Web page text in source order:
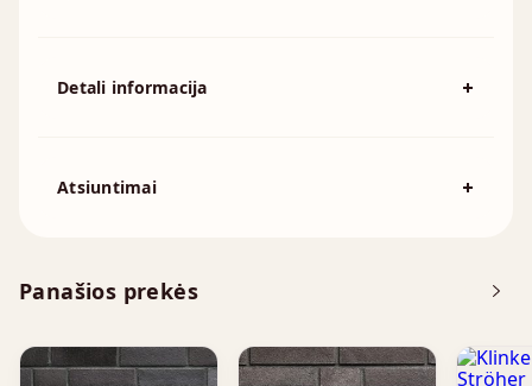
Panašios prekės
Detali informacija
Atsiuntimai
Techninė informacija